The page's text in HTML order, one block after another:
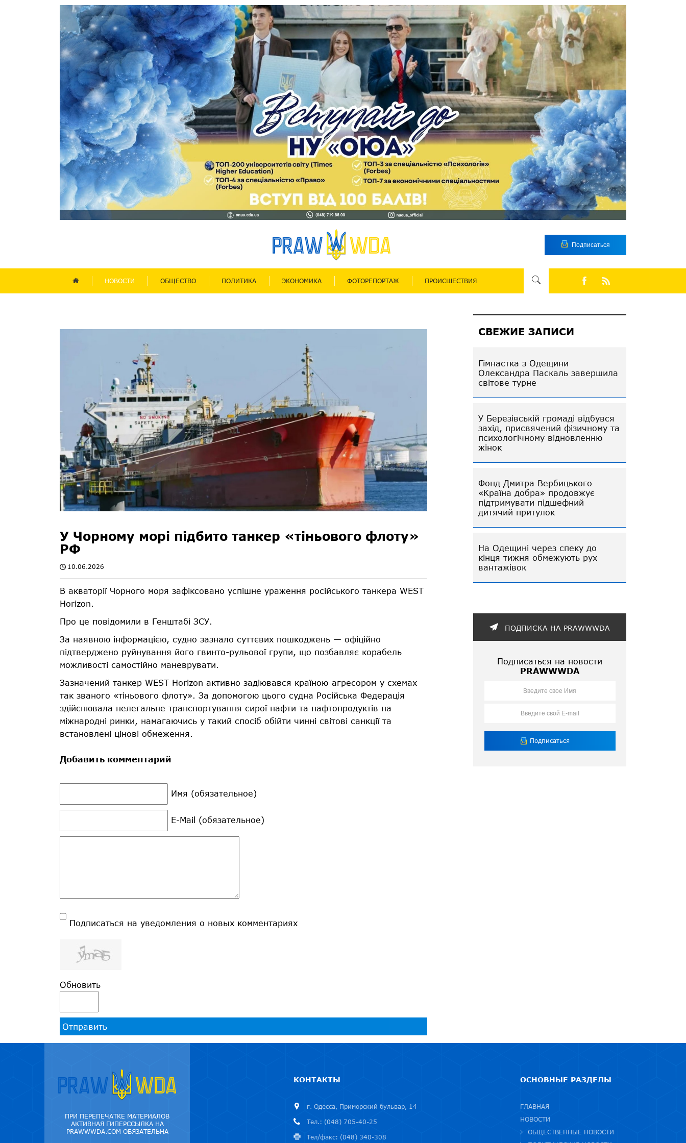
Подписаться
НОВОСТИ ОБЩЕСТВО ПОЛИТИКА ЭКОНОМИКА ФОТОРЕПОРТАЖ ПРОИСШЕСТВИЯ
У Чорному морі підбито танкер «тіньового флоту»
РФ
10.06.2026
В акваторії Чорного моря зафіксовано успішне ураження російського танкера WEST
Horizon.
Про це повідомили в Генштабі ЗСУ.
За наявною інформацією, судно зазнало суттєвих пошкоджень — офіційно
підтверджено руйнування його гвинто-рульової групи, що позбавляє корабель
можливості самостійно маневрувати.
Зазначений танкер WEST Horizon активно задіювався країною-агресором у схемах
так званого «тіньового флоту». За допомогою цього судна Російська Федерація
здійснювала нелегальне транспортування сирої нафти та нафтопродуктів на
міжнародні ринки, намагаючись у такий спосіб обійти чинні світові санкції та
встановлені цінові обмеження.
Добавить комментарий
Имя (обязательное)
E-Mail (обязательное)
Подписаться на уведомления о новых комментариях
Обновить
Отправить
СВЕЖИЕ ЗАПИСИ
Гімнастка з Одещини
Олександра Паскаль завершила
світове турне
У Березівській громаді відбувся
захід, присвячений фізичному та
психологічному відновленню
жінок
Фонд Дмитра Вербицького
«Країна добра» продовжує
підтримувати підшефний
дитячий притулок
На Одещині через спеку до
кінця тижня обмежують рух
вантажівок
ПОДПИСКА НА PRAWWWDA
Подписаться на новости
PRAWWWDA
ПРИ ПЕРЕПЕЧАТКЕ МАТЕРИАЛОВ
АКТИВНАЯ ГИПЕРССЫЛКА НА
PRAWWWDA.COM ОБЯЗАТЕЛЬНА
КОНТАКТЫ
г. Одесса, Приморский бульвар, 14
Тел.: (048) 705-40-25
Тел/факс: (048) 340-308
ОСНОВНЫЕ РАЗДЕЛЫ
ГЛАВНАЯ
НОВОСТИ
ОБЩЕСТВЕННЫЕ НОВОСТИ